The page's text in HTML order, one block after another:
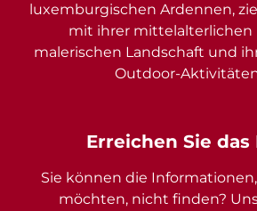
Erreichen Sie das
Sie können die
möchten, nicht finden?
luxemburgischen Ardennen,
mit ihrer mittelalterlichen
malerischen Landschaft und
Outdoor-